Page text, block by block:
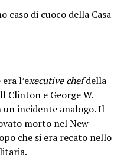
di cuoco della Casa
l’executive chefdella
Clinton e George W.
incidente analogo. Il
morto nel New
che si era recato nello